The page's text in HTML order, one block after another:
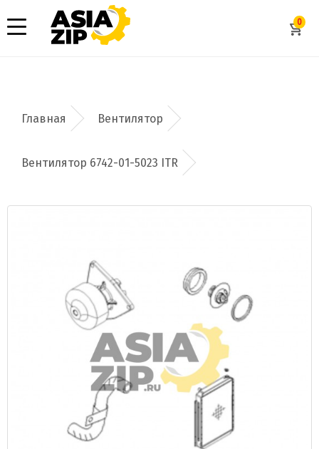
0
Добавить заявку
Допустимые форматы: .xls, .xlsx
Вентилятор
Вентилятор 6742-01-5023 ITR